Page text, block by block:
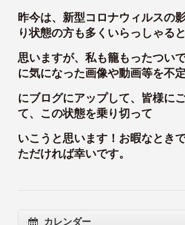
昨今は、新型コロナウィルスの
り状態の方も多くいらっしゃると
思いますが、私も籠もったつい
に気になった画像や動画等を不
にブログにアップして、皆様に
て、この状態を乗り切って
いこうと思います！お暇なとき
ただければ幸いです。
カレンダー